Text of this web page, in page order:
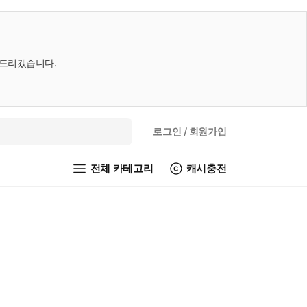
리겠습니다.
로그인 / 회원가입
전체 카테고리 캐시충전